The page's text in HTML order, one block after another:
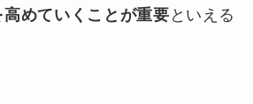
めていくことが重要 といえる